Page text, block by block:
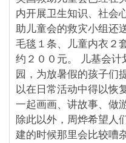
内开展卫生知识、社会
助儿童会的救灾小组还
毛毯１条、儿童内衣２
约２００元。 儿基会计
园，为放暑假的孩子们
以在日常活动中得以恢
一起画画、讲故事、做
除此以外，周烨希望人
建的时候那里会比较嘈